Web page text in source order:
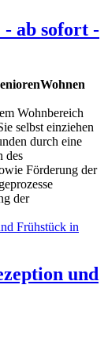
ab sofort -
Wohnbereich
selbst einziehen
durch eine
des
Förderung der
der
und